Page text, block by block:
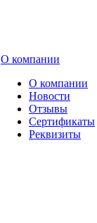
О компании
О компании
Новости
Отзывы
Сертификаты
Реквизиты